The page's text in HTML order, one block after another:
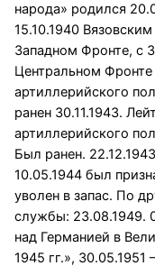
народа» родился
15.10.1940
Западном Фронте, с
Центральном Фронте
артиллерийского
ранен 30.11.1943.
артиллерийского
Был ранен.
10.05.1944 был
уволен в запас. По
службы: 23.08.1949.
над Германией в
1945 гг.»,